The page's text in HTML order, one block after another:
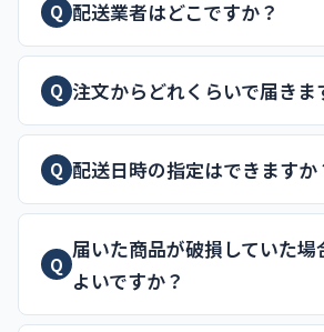
Q 配送業者はどこですか？
Q 注文からどれくらいで届きま
Q 配送日時の指定はできますか
Q
届いた商品が破損していた場
よいですか？